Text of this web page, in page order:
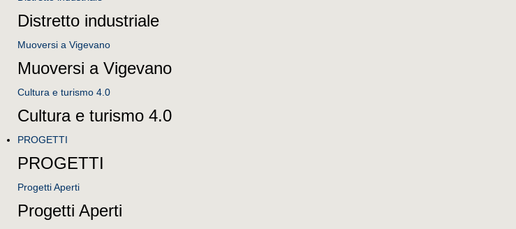
Distretto industriale
Muoversi a Vigevano
Muoversi a Vigevano
Cultura e turismo 4.0
Cultura e turismo 4.0
PROGETTI
PROGETTI
Progetti Aperti
Progetti Aperti